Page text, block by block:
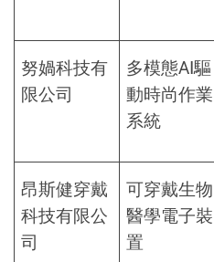
努媧科技有
限公司
多模態AI驅
動時尚作業
系統
昂斯健穿戴
科技有限公
司
可穿戴生物
醫學電子裝
置